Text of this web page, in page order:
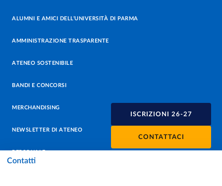
ISCRIZIONI 26-27
CONTATTACI
Contatti
ALUMNI E AMICI DELL’UNIVERSITÀ DI PARMA
AMMINISTRAZIONE TRASPARENTE
ATENEO SOSTENIBILE
BANDI E CONCORSI
MERCHANDISING
NEWSLETTER DI ATENEO
PERSONALE